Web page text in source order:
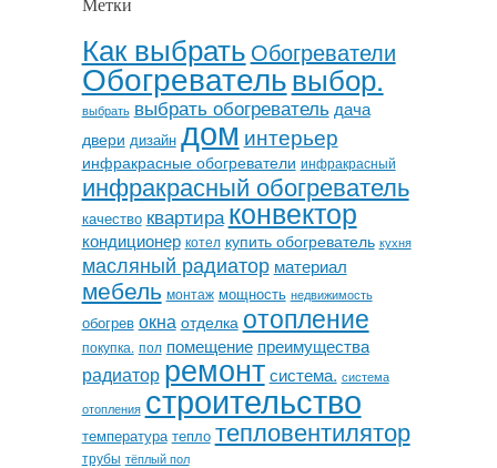
Как выбрать Обогреватели
Обогревательвыбор.
выбрать выбрать обогреватель дача
двери дизайн дом интерьер
инфракрасные обогреватели инфракрасный
инфракрасный обогреватель
качество квартираконвектор
кондиционер котел купить обогреватель кухня
масляный радиатор материал
мебель монтаж мощность недвижимость
обогрев окна отделка отопление
покупка. пол помещение преимущества
радиатор ремонт система. система
отопления строительство
температура тепло тепловентилятор
трубы тёплый пол